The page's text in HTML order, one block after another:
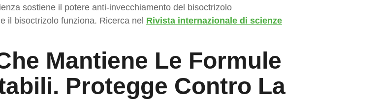
sostiene il potere anti-invecchiamento del bisoctrizolo
il bisoctrizolo funziona. Ricerca nel Rivista internazionale di scienze
Mantiene Le Formule
Protegge Contro La